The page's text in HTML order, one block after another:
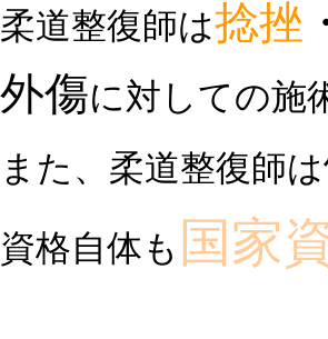
柔道整復師は捻挫
外傷に対しての施
また、柔道整復師は
資格自体も 国家